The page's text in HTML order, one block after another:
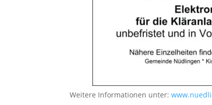
Weitere Informationen unter: